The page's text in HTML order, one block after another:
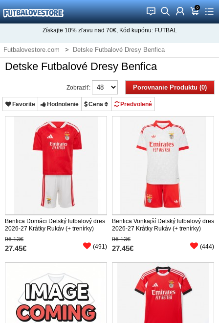
󰂱 󰂨 󰃳 0
󰃦 󰃖
Získajte 10%zľavu nad 70€, Kód kupónu: FUTBAL
Futbalovestore.com Detske Futbalové Dresy Benfica
Detske Futbalové Dresy Benfica
Porovnanie Produktu (0)
Zobraziť:
Favorite Hodnotenie Cena Predvolené
Benfica Domáci Detský futbalový dres
2026-27 Krátky Rukáv (+ trenírky)
96.13€
27.45€ (491)
Benfica Vonkajší Detský futbalový dres
2026-27 Krátky Rukáv (+ trenírky)
96.13€
27.45€ (444)